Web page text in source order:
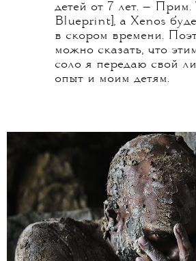
детей от 7 лет. — Прим.
Blueprint], а Xenos
в скором времени.
можно сказать, что
соло я передаю свой
опыт и моим детям.